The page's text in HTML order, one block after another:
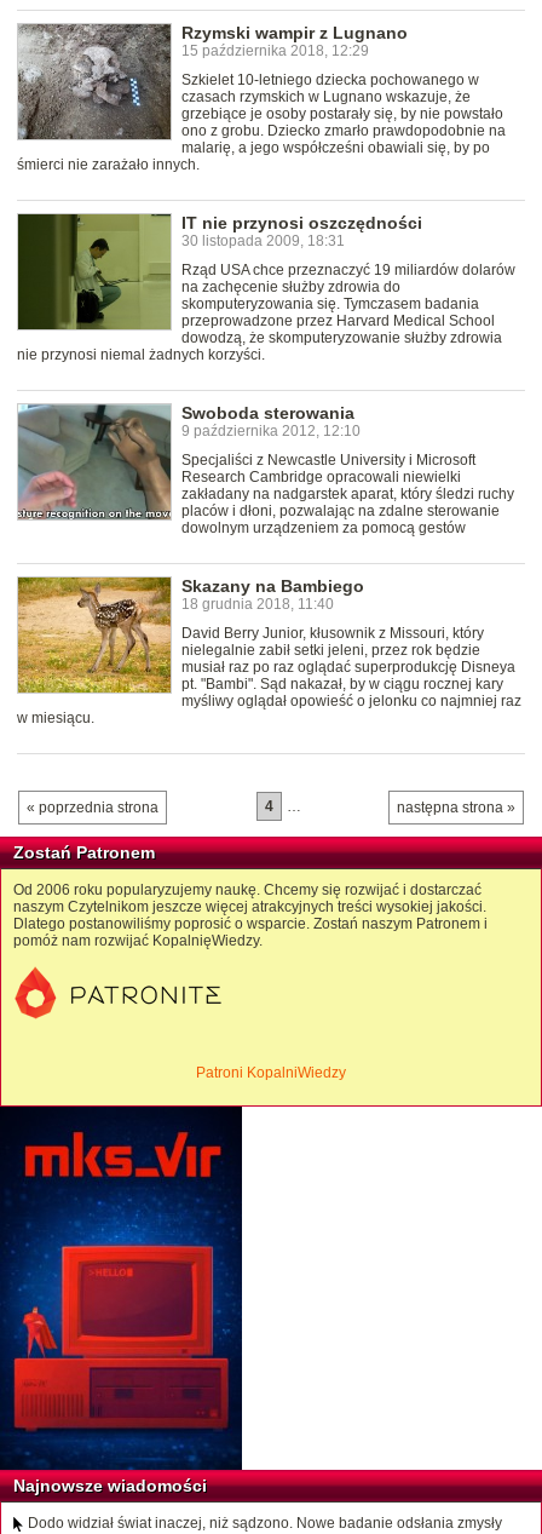
Rzymski wampir z Lugnano
15 października 2018, 12:29
Szkielet 10-letniego dziecka pochowanego w
czasach rzymskich w Lugnano wskazuje, że
grzebiące je osoby postarały się, by nie powstało
ono z grobu. Dziecko zmarło prawdopodobnie na
malarię, a jego współcześni obawiali się, by po
śmierci nie zarażało innych.
IT nie przynosi oszczędności
30 listopada 2009, 18:31
Rząd USA chce przeznaczyć 19 miliardów dolarów
na zachęcenie służby zdrowia do
skomputeryzowania się. Tymczasem badania
przeprowadzone przez Harvard Medical School
dowodzą, że skomputeryzowanie służby zdrowia
nie przynosi niemal żadnych korzyści.
Swoboda sterowania
9 października 2012, 12:10
Specjaliści z Newcastle University i Microsoft
Research Cambridge opracowali niewielki
zakładany na nadgarstek aparat, który śledzi ruchy
placów i dłoni, pozwalając na zdalne sterowanie
dowolnym urządzeniem za pomocą gestów
Skazany na Bambiego
18 grudnia 2018, 11:40
David Berry Junior, kłusownik z Missouri, który
nielegalnie zabił setki jeleni, przez rok będzie
musiał raz po raz oglądać superprodukcję Disneya
pt. "Bambi". Sąd nakazał, by w ciągu rocznej kary
myśliwy oglądał opowieść o jelonku co najmniej raz
w miesiącu.
« poprzednia strona następna strona »
4 …
Zostań Patronem
Od 2006 roku popularyzujemy naukę. Chcemy się rozwijać i dostarczać
naszym Czytelnikom jeszcze więcej atrakcyjnych treści wysokiej jakości.
Dlatego postanowiliśmy poprosić o wsparcie. Zostań naszym Patronem i
pomóż nam rozwijać KopalnięWiedzy.
Patroni KopalniWiedzy
Najnowsze wiadomości
Dodo widział świat inaczej, niż sądzono. Nowe badanie odsłania zmysły